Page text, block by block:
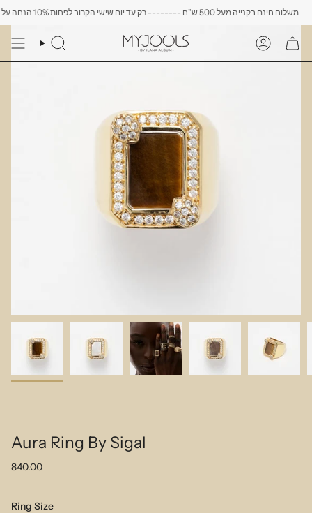
Skip
to
Search
Account
משלוח חינם בקנייה מעל 500 ש"ח -------- רק עד יום שישי הקרוב לפחות 10% הנחה על כל העגילים
Aura Ring By Sigal
840.00
Ring Size